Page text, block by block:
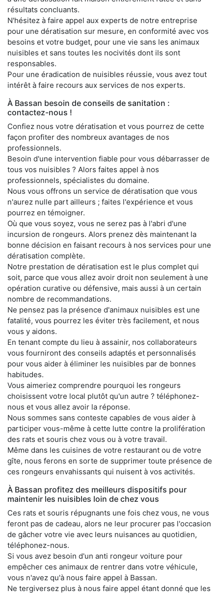
résultats concluants.
N'hésitez à faire appel aux experts de notre entreprise
pour une dératisation sur mesure, en conformité avec vos
besoins et votre budget, pour une vie sans les animaux
nuisibles et sans toutes les nocivités dont ils sont
responsables.
Pour une éradication de nuisibles réussie, vous avez tout
intérêt à faire recours aux services de nos experts.
À Bassan besoin de conseils de sanitation :
contactez-nous !
Confiez nous votre dératisation et vous pourrez de cette
façon profiter des nombreux avantages de nos
professionnels.
Besoin d'une intervention fiable pour vous débarrasser de
tous vos nuisibles ? Alors faites appel à nos
professionnels, spécialistes du domaine.
Nous vous offrons un service de dératisation que vous
n'aurez nulle part ailleurs ; faites l'expérience et vous
pourrez en témoigner.
Où que vous soyez, vous ne serez pas à l'abri d'une
incursion de rongeurs. Alors prenez dès maintenant la
bonne décision en faisant recours à nos services pour une
dératisation complète.
Notre prestation de dératisation est le plus complet qui
soit, parce que vous allez avoir droit non seulement à une
opération curative ou défensive, mais aussi à un certain
nombre de recommandations.
Ne pensez pas la présence d'animaux nuisibles est une
fatalité, vous pourrez les éviter très facilement, et nous
vous y aidons.
En tenant compte du lieu à assainir, nos collaborateurs
vous fourniront des conseils adaptés et personnalisés
pour vous aider à éliminer les nuisibles par de bonnes
habitudes.
Vous aimeriez comprendre pourquoi les rongeurs
choisissent votre local plutôt qu'un autre ? téléphonez-
nous et vous allez avoir la réponse.
Nous sommes sans conteste capables de vous aider à
participer vous-même à cette lutte contre la prolifération
des rats et souris chez vous ou à votre travail.
Même dans les cuisines de votre restaurant ou de votre
gîte, nous ferons en sorte de supprimer toute présence de
ces rongeurs envahissants qui nuisent à vos activités.
À Bassan profitez des meilleurs dispositifs pour
maintenir les nuisibles loin de chez vous
Ces rats et souris répugnants une fois chez vous, ne vous
feront pas de cadeau, alors ne leur procurer pas l'occasion
de gâcher votre vie avec leurs nuisances au quotidien,
téléphonez-nous.
Si vous avez besoin d'un anti rongeur voiture pour
empêcher ces animaux de rentrer dans votre véhicule,
vous n'avez qu'à nous faire appel à Bassan.
Ne tergiversez plus à nous faire appel étant donné que les